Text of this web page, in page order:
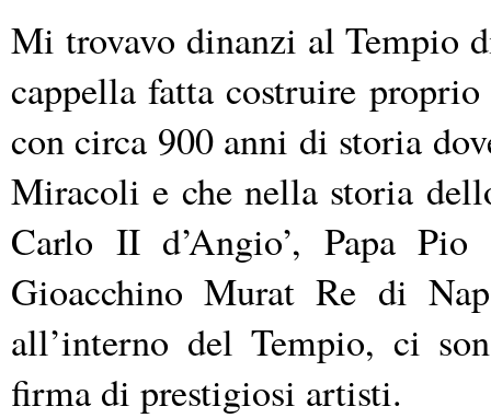
Mi trovavo dinanzi al Tempio
cappella fatta costruire
con circa 900 anni di storia
Miracoli e che nella storia
Carlo II d’Angio’, Papa
Gioacchino Murat Re di
all’interno del Tempio, ci
firma di prestigiosi artisti.